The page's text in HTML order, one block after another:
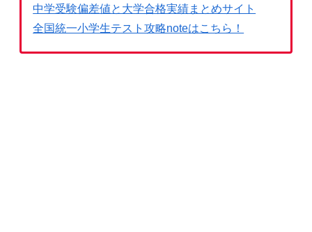
中学受験偏差値と大学合格実績まとめサイト
全国統一小学生テスト攻略noteはこちら！